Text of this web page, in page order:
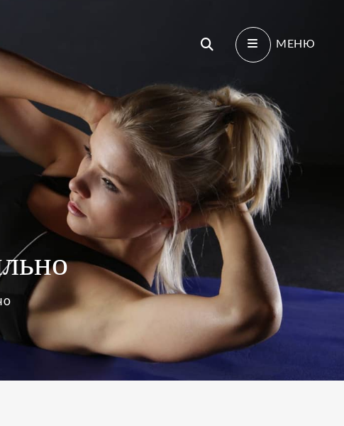
Поиск МЕНЮ